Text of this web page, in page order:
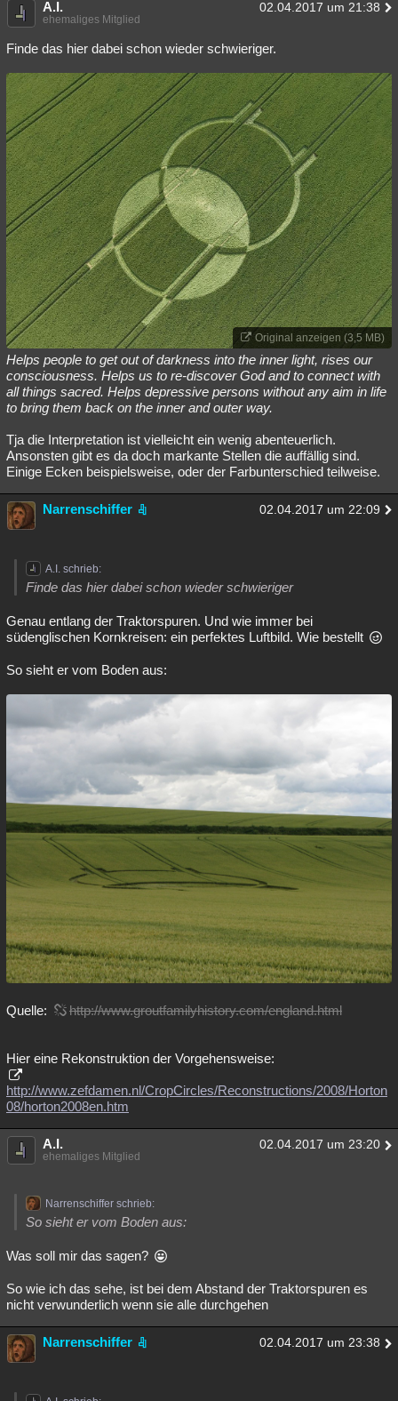
A.I. 02.04.2017 um 21:38
ehemaliges Mitglied
Finde das hier dabei schon wieder schwieriger.
Original anzeigen (3,5 MB)
Helps people to get out of darkness into the inner light, rises our
consciousness. Helps us to re-discover God and to connect with
all things sacred. Helps depressive persons without any aim in life
to bring them back on the inner and outer way.
Tja die Interpretation ist vielleicht ein wenig abenteuerlich.
Ansonsten gibt es da doch markante Stellen die auffällig sind.
Einige Ecken beispielsweise, oder der Farbunterschied teilweise.
Narrenschiffer 02.04.2017 um 22:09
A.I. schrieb:
Finde das hier dabei schon wieder schwieriger
Genau entlang der Traktorspuren. Und wie immer bei
südenglischen Kornkreisen: ein perfektes Luftbild. Wie bestellt
So sieht er vom Boden aus:
Quelle: http://www.groutfamilyhistory.com/england.html
Hier eine Rekonstruktion der Vorgehensweise:
http://www.zefdamen.nl/CropCircles/Reconstructions/2008/Horton
08/horton2008en.htm
A.I. 02.04.2017 um 23:20
ehemaliges Mitglied
Narrenschiffer schrieb:
So sieht er vom Boden aus:
Was soll mir das sagen?
So wie ich das sehe, ist bei dem Abstand der Traktorspuren es
nicht verwunderlich wenn sie alle durchgehen
Narrenschiffer 02.04.2017 um 23:38